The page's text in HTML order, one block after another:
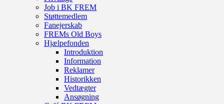
Job i BK FREM
Støttemedlem
Fanejerskab
FREMs Old Boys
Hjælpefonden
Introduktion
Information
Reklamer
Historikken
Vedtægter
Ansøgning